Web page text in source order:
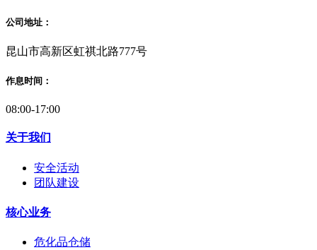
公司地址：
昆山市高新区虹祺北路777号
作息时间：
08:00-17:00
关于我们
安全活动
团队建设
核心业务
危化品仓储